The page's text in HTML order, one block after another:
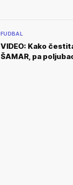
FUDBAL
VIDEO: Kako
ŠAMAR, pa